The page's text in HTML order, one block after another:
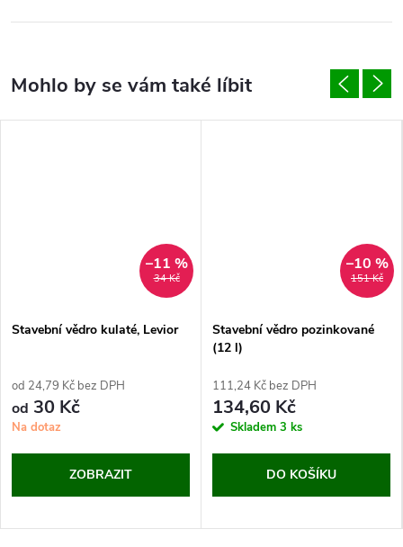
34 Kč
–11 %
Stavební vědro kulaté, Levior
od 24,79 Kč bez DPH
od 30 Kč
Na dotaz
ZOBRAZIT
151 Kč
–10 %
Stavební vědro pozinkované
(12 l)
111,24 Kč bez DPH
134,60 Kč
Skladem 3 ks
DO KOŠÍKU